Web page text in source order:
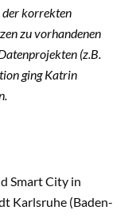
der korrekten
zu vorhandenen
(z.B.
ging Katrin
Smart City in
Karlsruhe (Baden-